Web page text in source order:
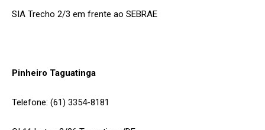
SIA Trecho 2/3 em frente ao SEBRAE
Pinheiro Taguatinga
Telefone: (61) 3354-8181